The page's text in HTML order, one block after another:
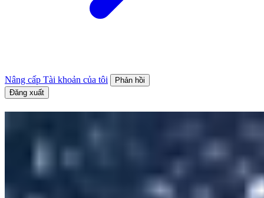
Nâng cấp Tài khoản của tôi
Phản hồi
Đăng xuất
Seedance 2.0 AI Video
Generator
Tạo video AI với ByteDance Seedance 2.0 với việc tổng hợp
chuyển động thế hệ tiếp theo, điều khiển camera điện ảnh, và vật lý
thực tế.